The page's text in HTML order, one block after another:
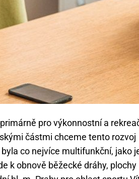
pro výkonnostní a
částmi chceme tento rozvoj
co nejvíce multifunkční, jako
k obnově běžecké dráhy, plochy